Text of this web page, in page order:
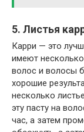
5. Листья
Карри — это
имеют
волос и волосы
хорошие
несколько
эту пасту на
час, а затем